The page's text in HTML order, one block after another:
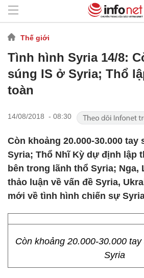
Thế giới
Tình hình Syria 14/8:
súng IS ở Syria; Thổ
toàn
14/08/2018 - 08:30
Còn khoảng 20.000-30.000 tay
Syria; Thổ Nhĩ Kỳ dự định lập
bên trong lãnh thổ Syria; Nga,
thảo luận về vấn đề Syria,
mới về tình hình chiến sự
Còn khoảng 20.000-30.000
Syria